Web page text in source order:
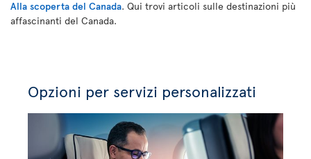
Alla scoperta del Canada. Qui trovi articoli sulle destinazioni più
affascinanti del Canada.
Opzioni per servizi personalizzati